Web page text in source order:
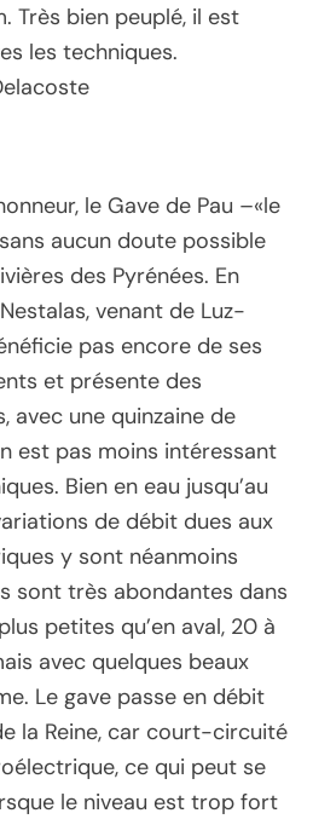
Très bien peuplé, il est
les techniques.
le Gave de Pau –«le
aucun doute possible
des Pyrénées. En
venant de Luz-
pas encore de ses
et présente des
avec une quinzaine de
est pas moins intéressant
Bien en eau jusqu’au
de débit dues aux
y sont néanmoins
sont très abondantes dans
petites qu’en aval, 20 à
avec quelques beaux
Le gave passe en débit
la Reine, car court-circuité
ce qui peut se
le niveau est trop fort